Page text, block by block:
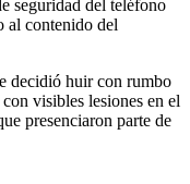
seguridad del teléfono
al contenido del
decidió huir con rumbo
visibles lesiones en el
presenciaron parte de